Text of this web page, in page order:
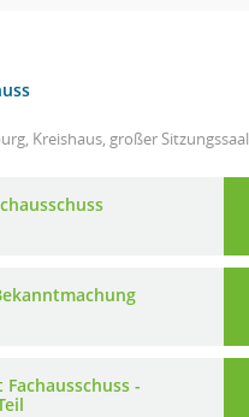
Kreishaus, großer Sitzungssaal
-